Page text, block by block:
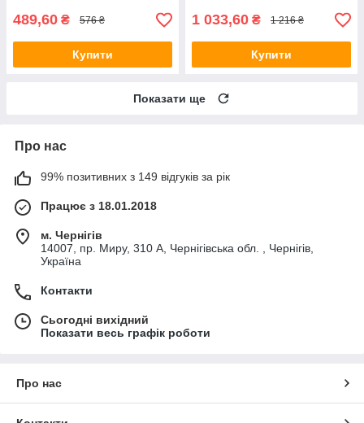
489,60 ₴ 576 ₴
Купити
1 033,60 ₴ 1 216 ₴
Купити
Показати ще
Про нас
99% позитивних з 149 відгуків за рік
Працює з 18.01.2018
м. Чернігів
14007, пр. Миру, 310 А, Чернігівська обл. , Чернігів,
Україна
Контакти
Сьогодні вихідний
Показати весь графік роботи
Про нас